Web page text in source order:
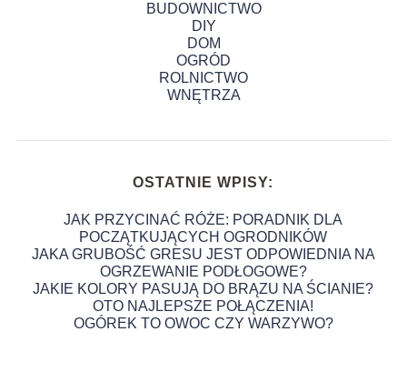
BUDOWNICTWO
DIY
DOM
OGRÓD
ROLNICTWO
WNĘTRZA
OSTATNIE WPISY:
JAK PRZYCINAĆ RÓŻE: PORADNIK DLA
POCZĄTKUJĄCYCH OGRODNIKÓW
JAKA GRUBOŚĆ GRESU JEST ODPOWIEDNIA NA
OGRZEWANIE PODŁOGOWE?
JAKIE KOLORY PASUJĄ DO BRĄZU NA ŚCIANIE?
OTO NAJLEPSZE POŁĄCZENIA!
OGÓREK TO OWOC CZY WARZYWO?